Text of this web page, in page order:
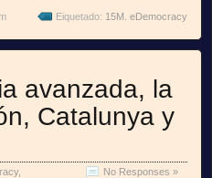
Eiquetado: 15M. eDemocracy
avanzada, la
Catalunya y
,
No Responses »